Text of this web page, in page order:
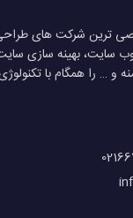
ترین شرکت های
بهینه سازی سایت ،
… را همگام با تکنولوژی